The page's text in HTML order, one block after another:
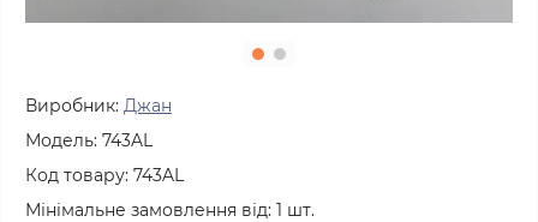
Виробник: Джан
Модель: 743AL
Код товару: 743AL
Мінімальне замовлення від: 1 шт.